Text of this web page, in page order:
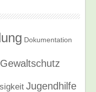
Dokumentation
Gewaltschutz
Jugendhilfe